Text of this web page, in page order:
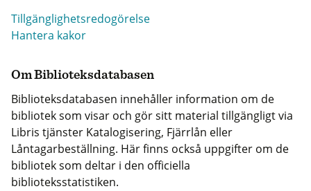
Tillgänglighetsredogörelse
Hantera kakor
Om Biblioteksdatabasen
Biblioteksdatabasen innehåller information om de
bibliotek som visar och gör sitt material tillgängligt via
Libris tjänster Katalogisering, Fjärrlån eller
Låntagarbeställning. Här finns också uppgifter om de
bibliotek som deltar i den officiella
biblioteksstatistiken.